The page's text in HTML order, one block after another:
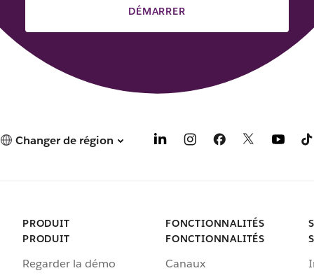
DÉMARRER
Changer de région
PRODUIT
PRODUIT
Regarder la démo
FONCTIONNALITÉS
FONCTIONNALITÉS
Canaux